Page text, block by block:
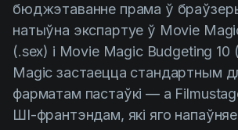
Product placement
Product updates
Production
Scheduling
бюджэтаванне прама ў
натыўна экспартуе ў Movie
(.sex) і Movie Magic Budgeting 10
Magic застаецца стандартным
фарматам пастаўкі — а
ШІ-франтэндам, які яго